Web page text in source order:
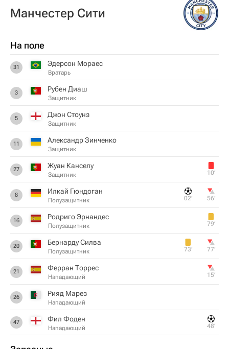
Манчестер Сити
На поле
31 Эдерсон Мораес
Вратарь
3 Рубен Диаш
Защитник
5 Джон Стоунз
Защитник
11 Александр Зинченко
Защитник
27 Жуан Канселу
Защитник 10‎’‎
8 Илкай Гюндоган
Полузащитник 02‎’‎ 56‎’‎
16 Родриго Эрнандес
Полузащитник 79‎’‎
20 Бернарду Силва
Полузащитник 73‎’‎ 77‎’‎
21 Ферран Торрес
Нападающий 15‎’‎
26 Рияд Марез
Нападающий
47 Фил Фоден
Нападающий 48‎’‎